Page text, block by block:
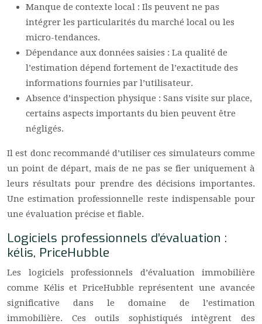
Manque de contexte local : Ils peuvent ne pas
intégrer les particularités du marché local ou les
micro-tendances.
Dépendance aux données saisies : La qualité de
l’estimation dépend fortement de l’exactitude des
informations fournies par l’utilisateur.
Absence d’inspection physique : Sans visite sur place,
certains aspects importants du bien peuvent être
négligés.
Il est donc recommandé d’utiliser ces simulateurs comme
un point de départ, mais de ne pas se fier uniquement à
leurs résultats pour prendre des décisions importantes.
Une estimation professionnelle reste indispensable pour
une évaluation précise et fiable.
Logiciels professionnels d’évaluation :
kélis, PriceHubble
Les logiciels professionnels d’évaluation immobilière
comme Kélis et PriceHubble représentent une avancée
significative dans le domaine de l’estimation
immobilière. Ces outils sophistiqués intègrent des